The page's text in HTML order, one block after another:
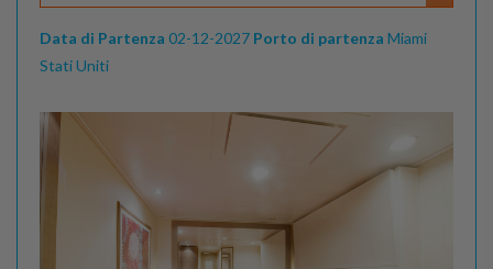
Data di Partenza 02-12-2027 Porto di partenza Miami
Stati Uniti